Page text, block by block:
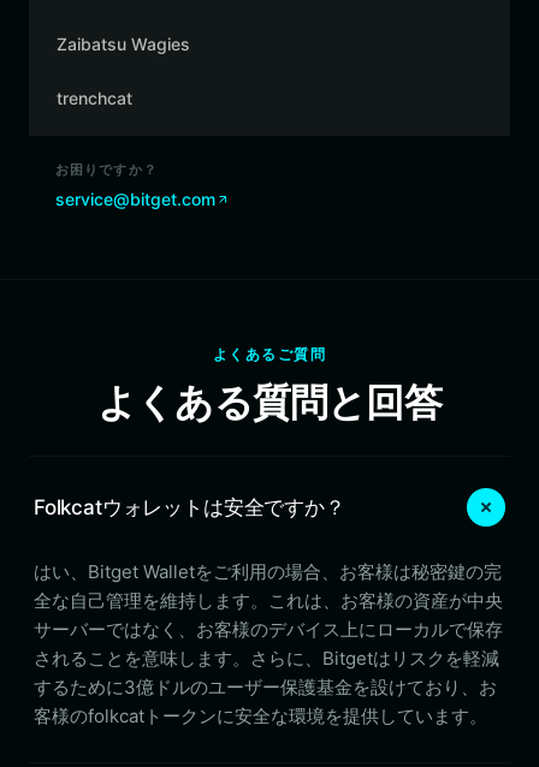
Zaibatsu Wagies
trenchcat
お困りですか？
service@bitget.com
よくあるご質問
よくある質問と回答
Folkcatウォレットは安全ですか？
はい、Bitget Walletをご利用の場合、お客様は秘密鍵の完
全な自己管理を維持します。これは、お客様の資産が中央
サーバーではなく、お客様のデバイス上にローカルで保存
されることを意味します。さらに、Bitgetはリスクを軽減
するために3億ドルのユーザー保護基金を設けており、お
客様のfolkcatトークンに安全な環境を提供しています。